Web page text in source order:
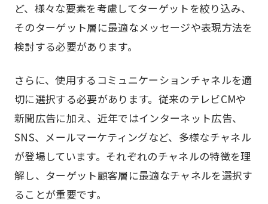
ど、様々な要素を考慮してターゲットを絞り込み、
そのターゲット層に最適なメッセージや表現方法を
検討する必要があります。
さらに、使用するコミュニケーションチャネルを適
切に選択する必要があります。従来のテレビCMや
新聞広告に加え、近年ではインターネット広告、
SNS、メールマーケティングなど、多様なチャネル
が登場しています。それぞれのチャネルの特徴を理
解し、ターゲット顧客層に最適なチャネルを選択す
ることが重要です。